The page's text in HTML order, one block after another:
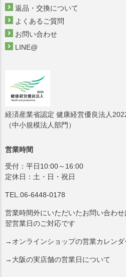
返品・交換について
よくあるご質問
お問い合わせ
LINE@
経済産業省認定 健康経営優良法人
（中小規模法人部門）
営業時間
受付：平日10:00～16:00
定休日：土・日・祝日
TEL.06-6448-0178
営業時間外にいただいたお問い合わせ
翌営業日のご対応です
→オンラインショップの営業カレンダ
→大阪の実店舗の営業日について